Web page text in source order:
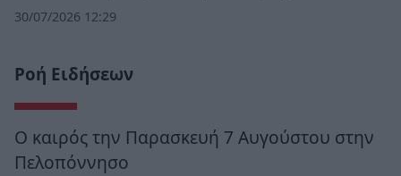
30/07/2026 12:29
Ροή Ειδήσεων
Ο καιρός την Παρασκευή 7 Αυγούστου στην
Πελοπόννησο